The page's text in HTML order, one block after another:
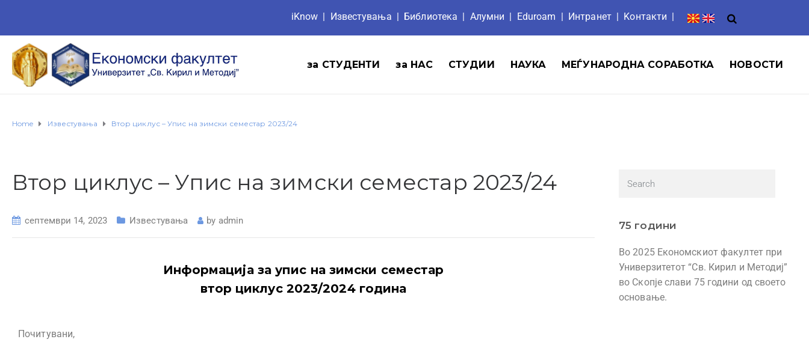
iKnow | Известувања | Библиотека | Aлумни | Eduroam | Интранет| Koнтакти |
за СТУДЕНТИ за НАС СТУДИИ НАУКА МЕЃУНАРОДНА СОРАБОТКА НОВОСТИ
Home Известувања Втор циклус – Упис на зимски семестар 2023/24
Втор циклус – Упис на зимски семестар 2023/24
септември 14, 2023 Известувања by admin
Информација за упис на зимски семестар
втор циклус 2023/2024 година
Почитувани,
75 години
Во 2025 Економскиот факултет при
Универзитетот “Св. Кирил и Методиј”
во Скопје слави 75 години од своето
основање.